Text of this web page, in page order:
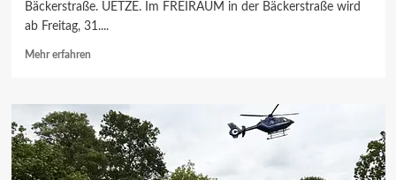
Bäckerstraße. UETZE. Im FREIRAUM in der Bäckerstraße wird
ab Freitag, 31....
Mehr erfahrenMehr
FREIRAUM
zeigt
Ausstellung
mit
Portraits